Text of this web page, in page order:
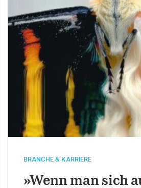
BRANCHE & KARRIERE
»Wenn man sich